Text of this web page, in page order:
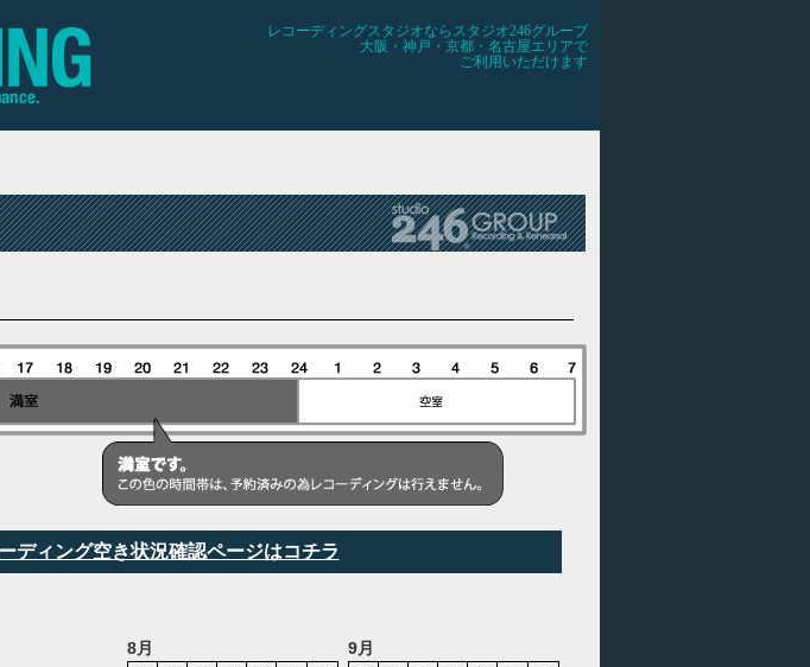
レコーディングスタジオならスタジオ246グループ
大阪・神戸・京都・名古屋エリアで
ご利用いただけます
ィング空き状況確認ページはコチラ
8月 9月